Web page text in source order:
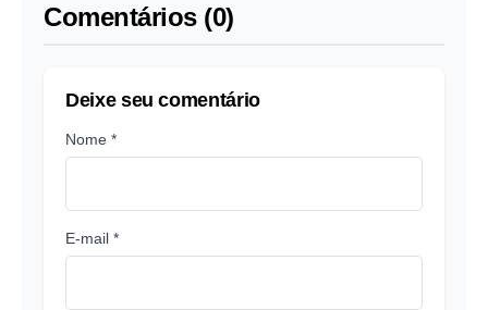
Comentários (0)
Deixe seu comentário
Nome *
E-mail *